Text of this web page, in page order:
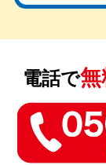
電話で無